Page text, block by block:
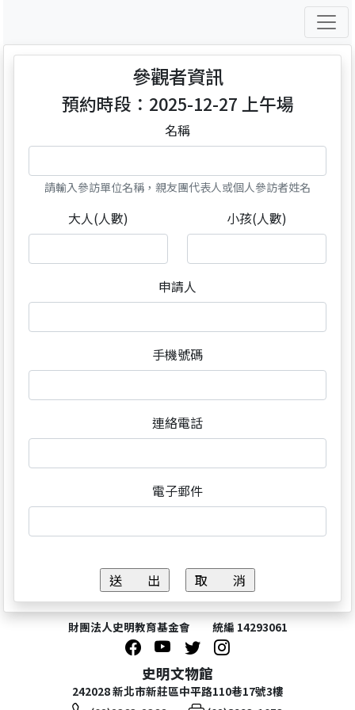
參觀者資訊
預約時段：2025-12-27 上午場
名稱
請輸入參訪單位名稱，親友團代表人或個人參訪者姓名
大人(人數) 小孩(人數)
申請人
手機號碼
連絡電話
電子郵件
財團法人史明教育基金會 統編 14293061
史明文物館
242028 新北市新莊區中平路110巷17號3樓